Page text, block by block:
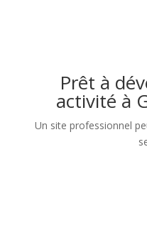
Prêt à
activité à
Un site professionnel